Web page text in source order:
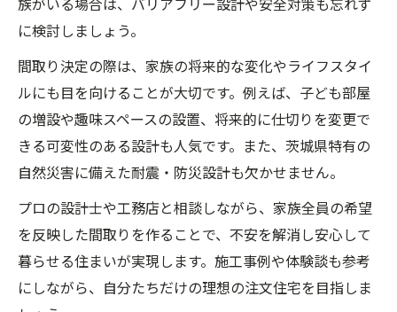
に検討しましょう。
間取り決定の際は、家族の将来的な変化やライフスタイ
ルにも目を向けることが大切です。例えば、子ども部屋
の増設や趣味スペースの設置、将来的に仕切りを変更で
きる可変性のある設計も人気です。また、茨城県特有の
自然災害に備えた耐震・防災設計も欠かせません。
プロの設計士や工務店と相談しながら、家族全員の希望
を反映した間取りを作ることで、不安を解消し安心して
暮らせる住まいが実現します。施工事例や体験談も参考
にしながら、自分たちだけの理想の注文住宅を目指しま